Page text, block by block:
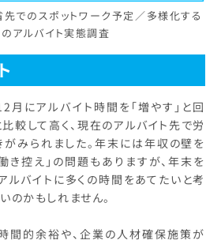
先でのスポットワーク予定／多様化する
アルバイト実態調査
にアルバイト時間を「増やす」と回
較して高く、現在のアルバイト先で労
みられました。年末には年収の壁を
き控え」の問題もありますが、年末を
アルバイトに多くの時間をあてたいと考
のかもしれません。
間的余裕や、企業の人材確保施策が